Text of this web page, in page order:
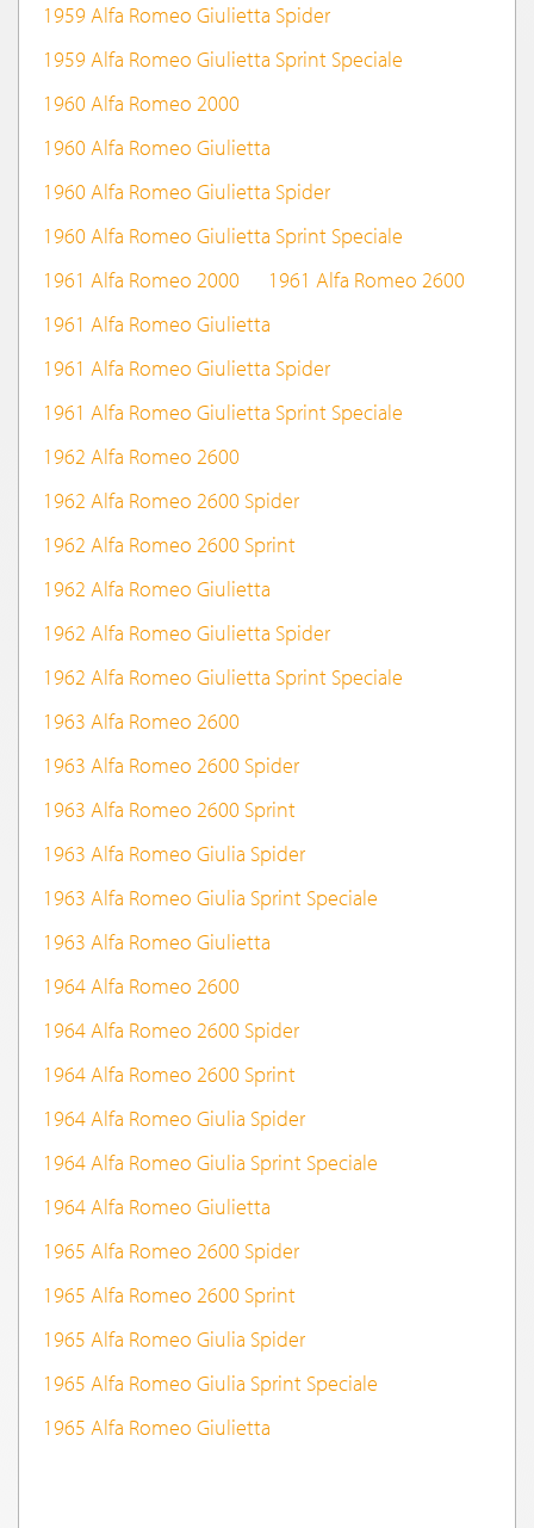
1959 Alfa Romeo Giulietta Spider
1959 Alfa Romeo Giulietta Sprint Speciale
1960 Alfa Romeo 2000
1960 Alfa Romeo Giulietta
1960 Alfa Romeo Giulietta Spider
1960 Alfa Romeo Giulietta Sprint Speciale
1961 Alfa Romeo 2000
1961 Alfa Romeo 2600
1961 Alfa Romeo Giulietta
1961 Alfa Romeo Giulietta Spider
1961 Alfa Romeo Giulietta Sprint Speciale
1962 Alfa Romeo 2600
1962 Alfa Romeo 2600 Spider
1962 Alfa Romeo 2600 Sprint
1962 Alfa Romeo Giulietta
1962 Alfa Romeo Giulietta Spider
1962 Alfa Romeo Giulietta Sprint Speciale
1963 Alfa Romeo 2600
1963 Alfa Romeo 2600 Spider
1963 Alfa Romeo 2600 Sprint
1963 Alfa Romeo Giulia Spider
1963 Alfa Romeo Giulia Sprint Speciale
1963 Alfa Romeo Giulietta
1964 Alfa Romeo 2600
1964 Alfa Romeo 2600 Spider
1964 Alfa Romeo 2600 Sprint
1964 Alfa Romeo Giulia Spider
1964 Alfa Romeo Giulia Sprint Speciale
1964 Alfa Romeo Giulietta
1965 Alfa Romeo 2600 Spider
1965 Alfa Romeo 2600 Sprint
1965 Alfa Romeo Giulia Spider
1965 Alfa Romeo Giulia Sprint Speciale
1965 Alfa Romeo Giulietta